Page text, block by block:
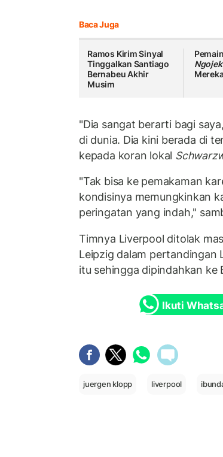
Baca Juga
Ramos Kirim Sinyal
Tinggalkan Santiago
Bernabeu Akhir
Musim
Ngojek
"Dia sangat berarti bagi
di dunia. Dia kini berada di
kepada koran lokal
"Tak bisa ke pemakaman
kondisinya memungkinkan
peringatan yang indah,"
Timnya Liverpool ditolak
Leipzig dalam pertandingan
itu sehingga dipindahkan ke
Ikuti
juergen klopp liverpool